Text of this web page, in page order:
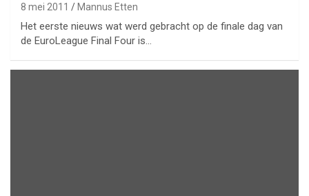
8 mei 2011 Mannus Etten
Het eerste nieuws wat werd gebracht op de finale dag van
de EuroLeague Final Four is…